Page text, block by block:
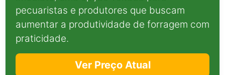
pecuaristas e produtores que buscam
aumentar a produtividade de forragem com
praticidade.
Ver Preço Atual